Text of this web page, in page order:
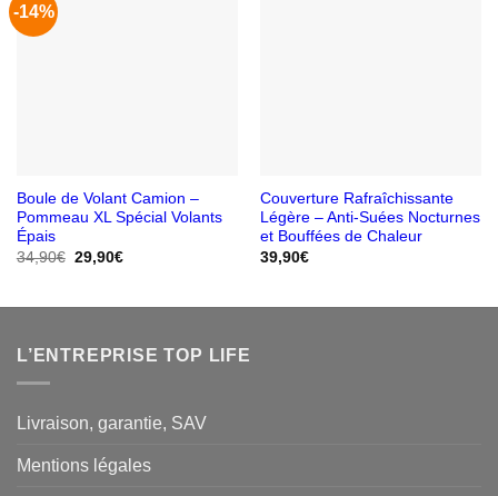
-14%
Boule de Volant Camion –
Pommeau XL Spécial Volants
Épais
34,90€ Le
29,90€Le
Couverture Rafraîchissante
Légère – Anti-Suées Nocturnes
et Bouffées de Chaleur
39,90€
L’ENTREPRISE TOP LIFE
Livraison, garantie, SAV
Mentions légales